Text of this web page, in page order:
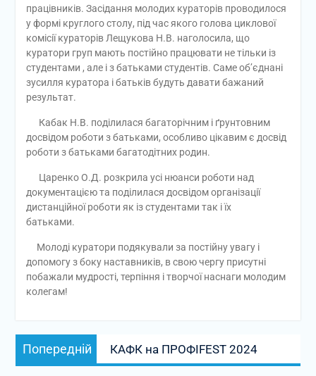
працівників. Засідання молодих кураторів проводилося
у формі круглого столу, під час якого голова циклової
комісії кураторів Лещукова Н.В. наголосила, що
куратори груп мають постійно працювати не тільки із
студентами , але і з батьками студентів. Саме об’єднані
зусилля куратора і батьків будуть давати бажаний
результат.
Кабак Н.В. поділилася багаторічним і ґрунтовним
досвідом роботи з батьками, особливо цікавим є досвід
роботи з батьками багатодітних родин.
Царенко О.Д. розкрила усі нюанси роботи над
документацією та поділилася досвідом організації
дистанційної роботи як із студентами так і їх
батьками.
Молоді куратори подякували за постійну увагу і
допомогу з боку наставників, в свою чергу присутні
побажали мудрості, терпіння і творчої наснаги молодим
колегам!
Навігація
записів
Попередній
запис:
КАФК на ПРОФІFEST 2024